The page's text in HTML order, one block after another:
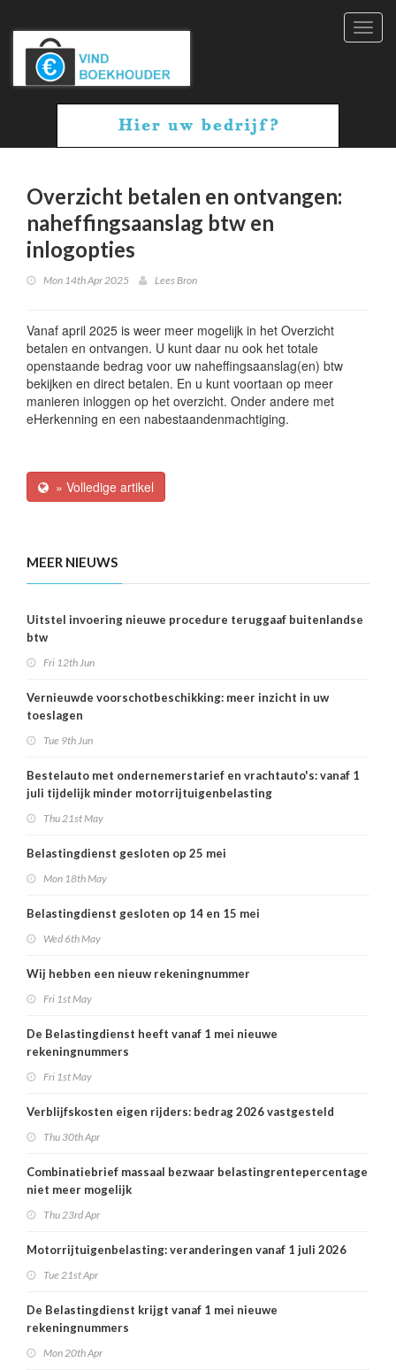
Overzicht betalen en ontvangen:
naheffingsaanslag btw en
inlogopties
Mon 14th Apr 2025 Lees Bron
Vanaf april 2025 is weer meer mogelijk in het Overzicht
betalen en ontvangen. U kunt daar nu ook het totale
openstaande bedrag voor uw naheffingsaanslag(en) btw
bekijken en direct betalen. En u kunt voortaan op meer
manieren inloggen op het overzicht. Onder andere met
eHerkenning en een nabestaandenmachtiging.
» Volledige artikel
MEER NIEUWS
Uitstel invoering nieuwe procedure teruggaaf buitenlandse
btw
Fri 12th Jun
Vernieuwde voorschotbeschikking: meer inzicht in uw
toeslagen
Tue 9th Jun
Bestelauto met ondernemerstarief en vrachtauto's: vanaf 1
juli tijdelijk minder motorrijtuigenbelasting
Thu 21st May
Belastingdienst gesloten op 25 mei
Mon 18th May
Belastingdienst gesloten op 14 en 15 mei
Wed 6th May
Wij hebben een nieuw rekeningnummer
Fri 1st May
De Belastingdienst heeft vanaf 1 mei nieuwe
rekeningnummers
Fri 1st May
Verblijfskosten eigen rijders: bedrag 2026 vastgesteld
Thu 30th Apr
Combinatiebrief massaal bezwaar belastingrentepercentage
niet meer mogelijk
Thu 23rd Apr
Motorrijtuigenbelasting: veranderingen vanaf 1 juli 2026
Tue 21st Apr
De Belastingdienst krijgt vanaf 1 mei nieuwe
rekeningnummers
Mon 20th Apr